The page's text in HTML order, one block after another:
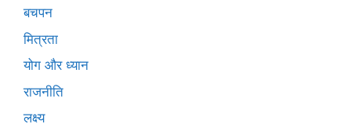
बचपन
मित्रता
योग और ध्यान
राजनीति
लक्ष्य